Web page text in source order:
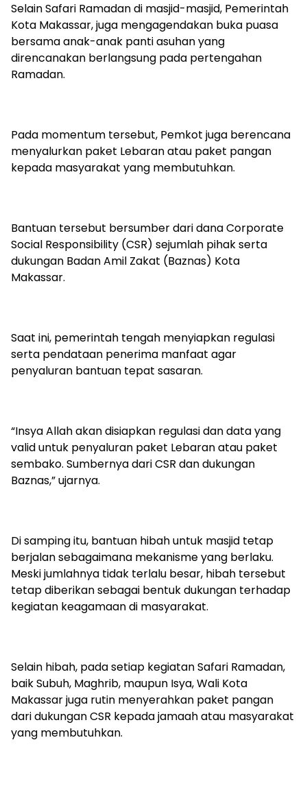
Selain Safari Ramadan di masjid-masjid, Pemerintah
Kota Makassar, juga mengagendakan buka puasa
bersama anak-anak panti asuhan yang
direncanakan berlangsung pada pertengahan
Ramadan.
Pada momentum tersebut, Pemkot juga berencana
menyalurkan paket Lebaran atau paket pangan
kepada masyarakat yang membutuhkan.
Bantuan tersebut bersumber dari dana Corporate
Social Responsibility (CSR) sejumlah pihak serta
dukungan Badan Amil Zakat (Baznas) Kota
Makassar.
Saat ini, pemerintah tengah menyiapkan regulasi
serta pendataan penerima manfaat agar
penyaluran bantuan tepat sasaran.
“Insya Allah akan disiapkan regulasi dan data yang
valid untuk penyaluran paket Lebaran atau paket
sembako. Sumbernya dari CSR dan dukungan
Baznas,” ujarnya.
Di samping itu, bantuan hibah untuk masjid tetap
berjalan sebagaimana mekanisme yang berlaku.
Meski jumlahnya tidak terlalu besar, hibah tersebut
tetap diberikan sebagai bentuk dukungan terhadap
kegiatan keagamaan di masyarakat.
Selain hibah, pada setiap kegiatan Safari Ramadan,
baik Subuh, Maghrib, maupun Isya, Wali Kota
Makassar juga rutin menyerahkan paket pangan
dari dukungan CSR kepada jamaah atau masyarakat
yang membutuhkan.